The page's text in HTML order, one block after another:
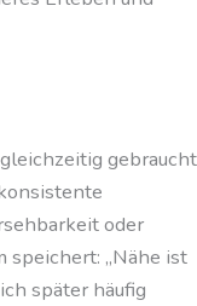
gebraucht
oder
speichert: „Nähe ist
später häufig